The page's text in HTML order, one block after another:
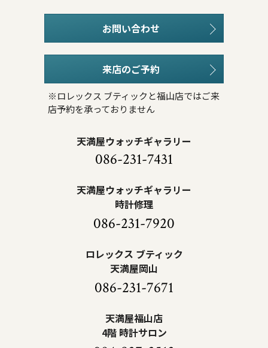
お問い合わせ
来店のご予約
※ロレックス ブティックと福山店ではご来
店予約を承っておりません
天満屋ウォッチギャラリー
086-231-7431
天満屋ウォッチギャラリー
時計修理
086-231-7920
ロレックス ブティック
天満屋岡山
086-231-7671
天満屋福山店
4階 時計サロン